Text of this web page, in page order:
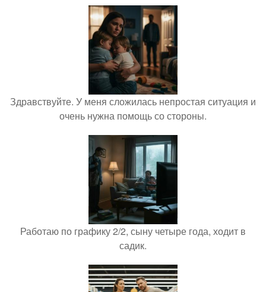
Здравствуйте. У меня сложилась непростая ситуация и
очень нужна помощь со стороны.
Работаю по графику 2/2, сыну четыре года, ходит в
садик.